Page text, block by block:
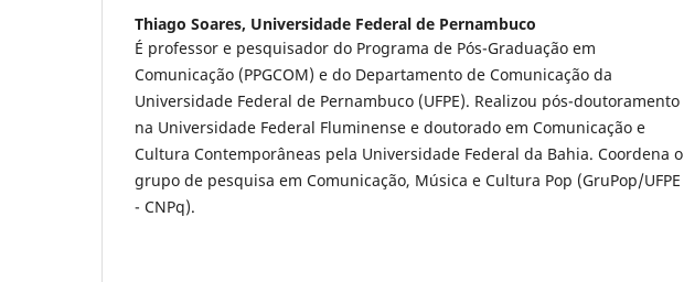
Thiago Soares, Universidade Federal de Pernambuco
É professor e pesquisador do Programa de Pós-Graduação em
Comunicação (PPGCOM) e do Departamento de Comunicação da
Universidade Federal de Pernambuco (UFPE). Realizou pós-doutoramento
na Universidade Federal Fluminense e doutorado em Comunicação e
Cultura Contemporâneas pela Universidade Federal da Bahia. Coordena o
grupo de pesquisa em Comunicação, Música e Cultura Pop (GruPop/UFPE
- CNPq).